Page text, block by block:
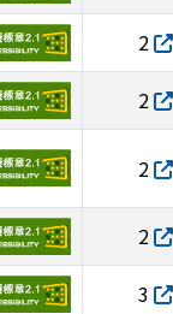
2
2
2
2
3